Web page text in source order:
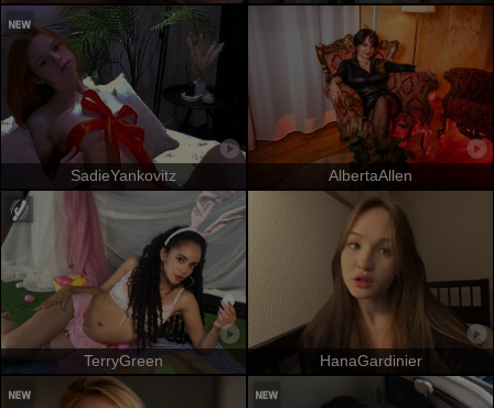
SadieYankovitz AlbertaAllen
TerryGreen HanaGardinier